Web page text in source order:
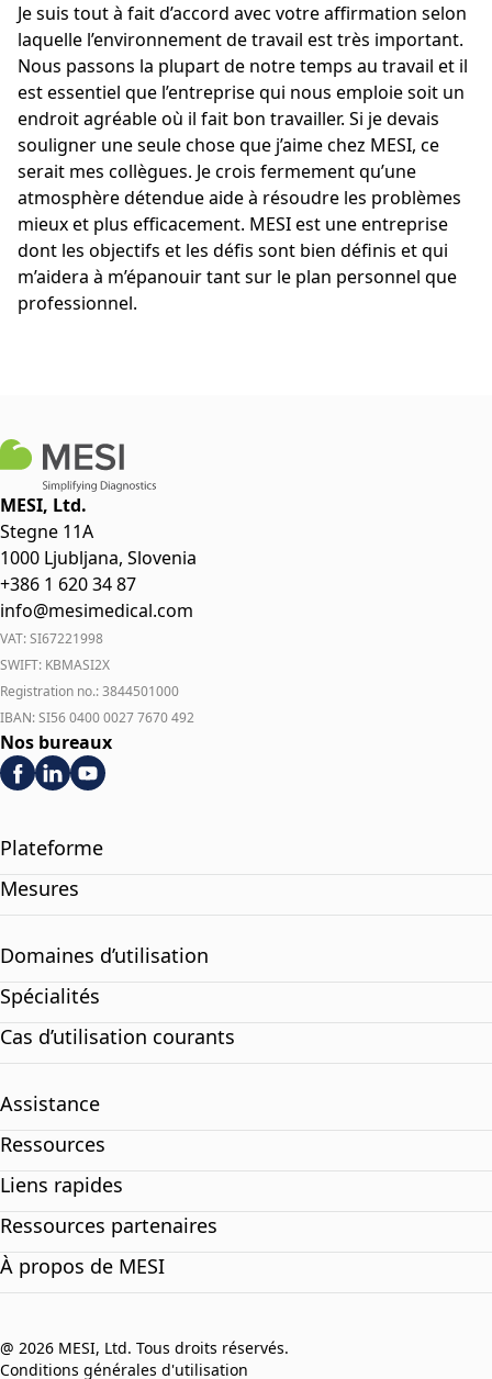
Je suis tout à fait d’accord avec votre affirmation selon
laquelle l’environnement de travail est très important.
Nous passons la plupart de notre temps au travail et il
est essentiel que l’entreprise qui nous emploie soit un
endroit agréable où il fait bon travailler. Si je devais
souligner une seule chose que j’aime chez MESI, ce
serait mes collègues. Je crois fermement qu’une
atmosphère détendue aide à résoudre les problèmes
mieux et plus efficacement. MESI est une entreprise
dont les objectifs et les défis sont bien définis et qui
m’aidera à m’épanouir tant sur le plan personnel que
professionnel.
MESI, Ltd.
Stegne 11A
1000 Ljubljana, Slovenia
+386 1 620 34 87
info@mesimedical.com
VAT: SI67221998
SWIFT: KBMASI2X
Registration no.: 3844501000
IBAN: SI56 0400 0027 7670 492
Nos bureaux
Plateforme
Mesures
Domaines d’utilisation
Spécialités
Cas d’utilisation courants
Assistance
Ressources
Liens rapides
Ressources partenaires
À propos de MESI
@ 2026 MESI, Ltd. Tous droits réservés.
Conditions générales d'utilisation